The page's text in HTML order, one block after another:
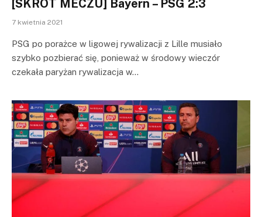
[SKRÓT MECZU] Bayern – PSG 2:3
7 kwietnia 2021
PSG po porażce w ligowej rywalizacji z Lille musiało
szybko pozbierać się, ponieważ w środowy wieczór
czekała paryżan rywalizacja w…